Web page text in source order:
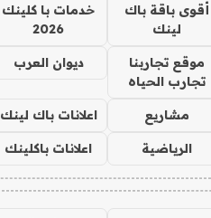
أقوى باقة باك
لينك
خدمات با كلينك
2026
موقع تجاربنا
تجارب الحياه
ديوان العرب
مشاريع اعلانات باك لينك
الرياضية اعلانات باكلينك